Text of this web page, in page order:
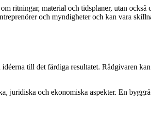
ritningar, material och tidsplaner, utan
och myndigheter och kan vara
till det färdiga resultatet. Rådgivaren
och ekonomiska aspekter. En